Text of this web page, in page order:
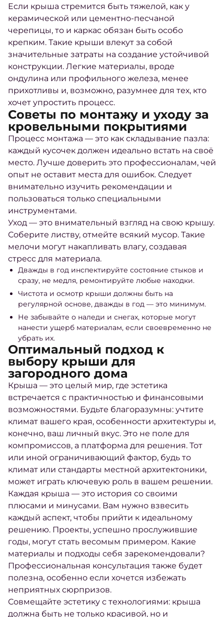
Если крыша стремится быть тяжелой, как у
керамической или цементно-песчаной
черепицы, то и каркас обязан быть особо
крепким. Такие крыши влекут за собой
значительные затраты на создание устойчивой
конструкции. Легкие материалы, вроде
ондулина или профильного железа, менее
прихотливы и, возможно, разумнее для тех, кто
хочет упростить процесс.
Советы по монтажу и уходу за
кровельными покрытиями
Процесс монтажа — это как складывание пазла:
каждый кусочек должен идеально встать на своё
место. Лучше доверить это профессионалам, чей
опыт не оставит места для ошибок. Следует
внимательно изучить рекомендации и
пользоваться только специальными
инструментами.
Уход — это внимательный взгляд на свою крышу.
Соберите листву, отмейте всякий мусор. Такие
мелочи могут накапливать влагу, создавая
стресс для материала.
Дважды в год инспектируйте состояние стыков и
сразу, не медля, ремонтируйте любые находки.
Чистота и осмотр крыши должны быть на
регулярной основе, дважды в год — это минимум.
Не забывайте о наледи и снегах, которые могут
нанести ущерб материалам, если своевременно не
убрать их.
Оптимальный подход к
выбору крыши для
загородного дома
Крыша — это целый мир, где эстетика
встречается с практичностью и финансовыми
возможностями. Будьте благоразумны: учтите
климат вашего края, особенности архитектуры и,
конечно, ваш личный вкус. Это не поле для
компромиссов, а платформа для решения. Тот
или иной ограничивающий фактор, будь то
климат или стандарты местной архитектоники,
может играть ключевую роль в вашем решении.
Каждая крыша — это история со своими
плюсами и минусами. Вам нужно взвесить
каждый аспект, чтобы прийти к идеальному
решению. Проекты, успешно прослужившие
годы, могут стать весомым примером. Какие
материалы и подходы себя зарекомендовали?
Профессиональная консультация также будет
полезна, особенно если хочется избежать
неприятных сюрпризов.
Совмещайте эстетику с технологиями: крыша
должна быть не только красивой, но и